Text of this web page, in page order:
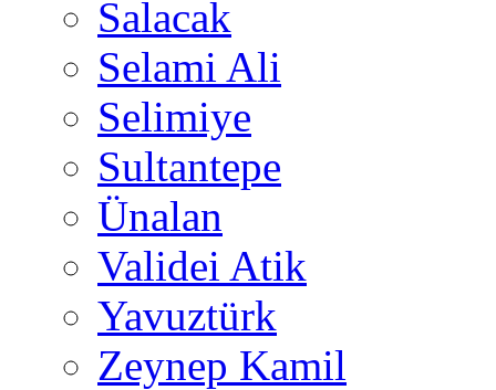
Salacak
Selami Ali
Selimiye
Sultantepe
Ünalan
Validei Atik
Yavuztürk
Zeynep Kamil